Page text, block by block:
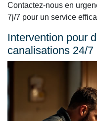
Contactez-nous en
7j/7 pour un service
Intervention pour
canalisations 24/7